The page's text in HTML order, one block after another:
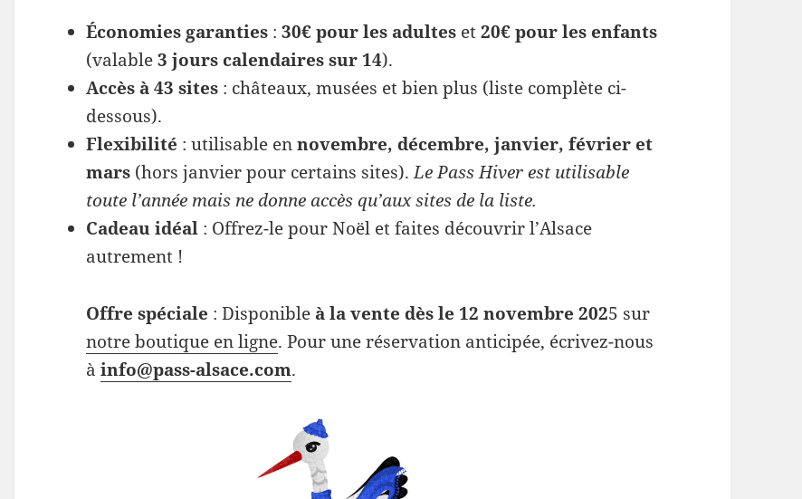
Économies garanties :30€ pour les adultes et20€ pour les enfants
(valable3 jours calendaires sur 14).
Accès à 43 sites : châteaux, musées et bien plus (liste complète ci-
dessous).
Flexibilité : utilisable ennovembre, décembre, janvier, février et
mars (hors janvier pour certains sites).Le Pass Hiver est utilisable
toute l’année mais ne donne accès qu’aux sites de la liste.
Cadeau idéal : Offrez-le pour Noël et faites découvrir l’Alsace
autrement !
Offre spéciale : Disponible à la vente dès le 12 novembre 2025 sur
notre boutique en ligne. Pour une réservation anticipée, écrivez-nous
àinfo@pass-alsace.com.